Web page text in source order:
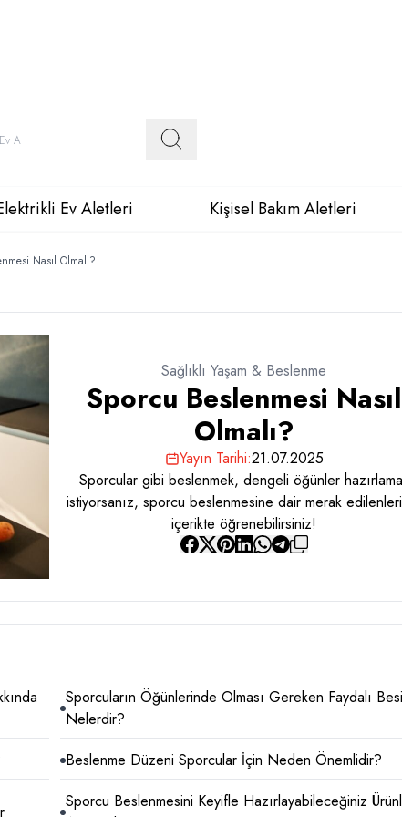
Ev Aletleri Kişisel Bakım Aletleri
Nasıl Olmalı?
Sağlıklı Yaşam & Beslenme
Sporcu Beslenmesi Nasıl
Olmalı?
Yayın Tarihi:21.07.2025
Sporcular gibi beslenmek, dengeli öğünler
istiyorsanız, sporcu beslenmesine dair merak
içerikte öğrenebilirsiniz!
Sporcuların Öğünlerinde Olması Gereken Faydalı
Nelerdir?
Beslenme Düzeni Sporcular İçin Neden Önemlidir?
Sporcu Beslenmesini Keyifle Hazırlayabileceğiniz